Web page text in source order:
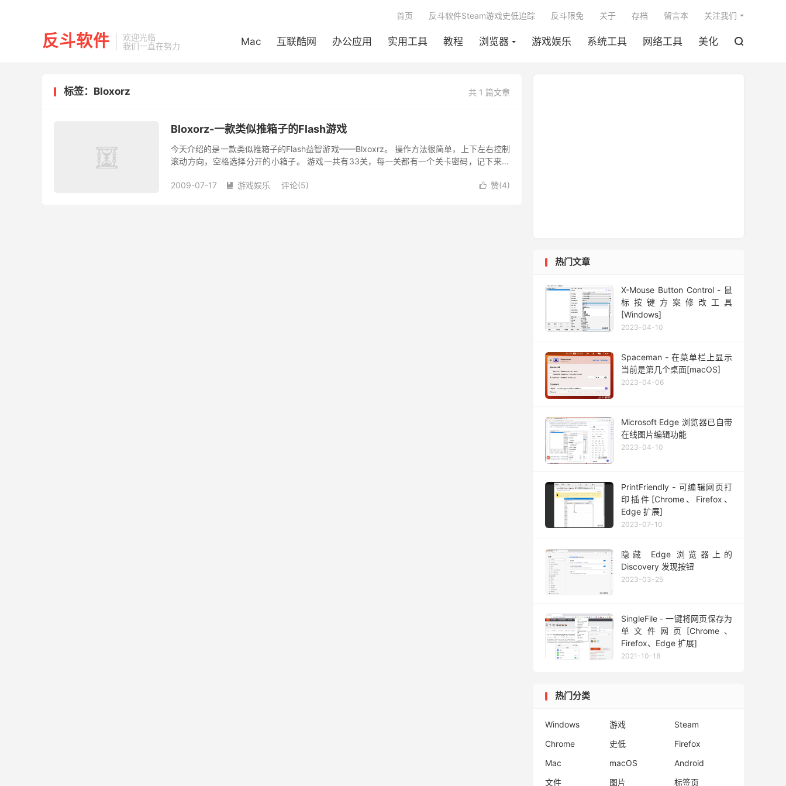
反斗软件
欢迎光临
我们一直在努力
Mac 互联酷网 办公应用 实用工具 教程 浏览器 游戏娱乐 系统工具 网络工具 美化 
首页 反斗软件Steam游戏史低追踪 反斗限免 关于 存档 留言本 关注我们
共 1 篇文章
标签：Bloxorz
Bloxorz-一款类似推箱子的Flash游戏
今天介绍的是一款类似推箱子的Flash益智游戏——Blxoxrz。 操作方法很简单，上下左右控制
滚动方向，空格选择分开的小箱子。 游戏一共有33关，每一关都有一个关卡密码，记下来以
 赞(4)
2009-07-17  游戏娱乐 评论(5)
热门文章
X-Mouse Button Control - 鼠
标按键方案修改工具
[Windows]
2023-04-10
Spaceman - 在菜单栏上显示
当前是第几个桌面[macOS]
2023-04-06
Microsoft Edge 浏览器已自带
在线图片编辑功能
2023-04-10
PrintFriendly - 可编辑网页打
印插件[Chrome、Firefox、
Edge 扩展]
2023-07-10
隐藏 Edge 浏览器上的
Discovery 发现按钮
2023-03-25
SingleFile - 一键将网页保存为
单文件网页[Chrome、
Firefox、Edge 扩展]
2021-10-18
热门分类
Windows 游戏
Steam
Chrome
史低
Firefox
Mac
macOS
Android
文件
图片 标签页